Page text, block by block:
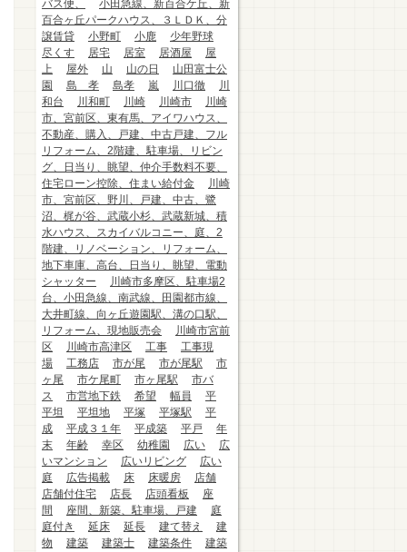
バス便、
小田急線、新百合ケ丘、新
百合ヶ丘パークハウス、３ＬＤＫ、分
譲賃貸
小野町 小鹿
少年野球
尽くす
居宅 居室 居酒屋
屋
上
屋外 山 山の日
山田富士公
園
島 孝 島孝 嵐 川口徹
川
和台
川和町 川崎 川崎市
川崎
市、宮前区、東有馬、アイワハウス、
不動産、購入、戸建、中古戸建、フル
リフォーム、2階建、駐車場、リビン
グ、日当り、眺望、仲介手数料不要、
住宅ローン控除、住まい給付金
川崎
市、宮前区、野川、戸建、中古、鷺
沼、梶が谷、武蔵小杉、武蔵新城、積
水ハウス、スカイバルコニー、庭、2
階建、リノベーション、リフォーム、
地下車庫、高台、日当り、眺望、電動
シャッター
川崎市多摩区、駐車場2
台、小田急線、南武線、田園都市線、
大井町線、向ヶ丘遊園駅、溝の口駅、
リフォーム、現地販売会
川崎市宮前
区
川崎市高津区 工事
工事現
場
工務店 市が尾 市が尾駅
市
ヶ尾
市ケ尾町 市ヶ尾駅
市バ
ス
市営地下鉄 希望 幅員
平
平坦
平坦地 平塚 平塚駅
平
成
平成３１年 平成築 平戸
年
末
年齢 幸区 幼稚園 広い
広
いマンション
広いリビング
広い
庭
広告掲載 床 床暖房
店舗
店舗付住宅
店長 店頭看板
座
間
座間、新築、駐車場、戸建
庭
庭付き
延床 延長 建て替え
建
物
建築 建築士 建築条件
建築